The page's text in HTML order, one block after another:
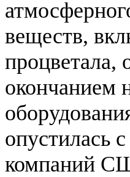
веществ,
процветала,
окончанием
опустилась
компаний